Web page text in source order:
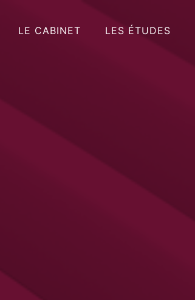
LE CABINET LES ÉTUDES